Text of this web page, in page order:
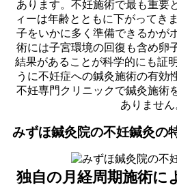
あります。不妊施術で最も重要
ィーは年齢とともに下がってき
子をいかに多く準備できるかが
術には子宮環境の回復も含め卵
結果があることが科学的にも証
うに不妊症への鍼灸施術の有効
不妊専門クリニックで鍼灸施術
ありません
みずほ鍼灸院の不妊鍼灸の
独自の月経周期施術に